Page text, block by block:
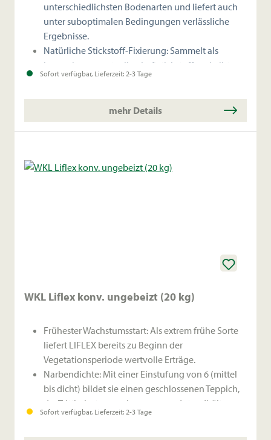
unterschiedlichsten Bodenarten und liefert auch
unter suboptimalen Bedingungen verlässliche
Ergebnisse.
Natürliche Stickstoff-Fixierung: Sammelt als
Leguminose wertvollen Luftstickstoff und gibt
diesen an die Partnergräser im Bestand ab.
mineralstoffreiches Futter, das von Weidetieren
sehr gerne gefressen wird.
Sofort verfügbar, Lieferzeit: 2-3 Tage
mehr Details
WKL Liflex konv. ungebeizt (20 kg)
Frühester Wachstumsstart: Als extrem frühe Sorte
liefert LIFLEX bereits zu Beginn der
Vegetationsperiode wertvolle Erträge.
Narbendichte: Mit einer Einstufung von 6 (mittel
bis dicht) bildet sie einen geschlossenen Teppich,
der Trittbelastungen hervorragend standhält.
Top-Erträge im 1. Schnitt: Besonders im ersten
Sofort verfügbar, Lieferzeit: 2-3 Tage